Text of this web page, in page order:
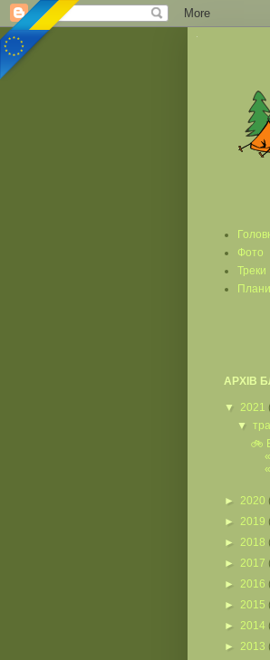
Фото
Треки
Плани
АРХІВ
▼ 2021
▼
🚲
► 2020
► 2019
► 2018
► 2017
► 2016
► 2015
► 2014
► 2013